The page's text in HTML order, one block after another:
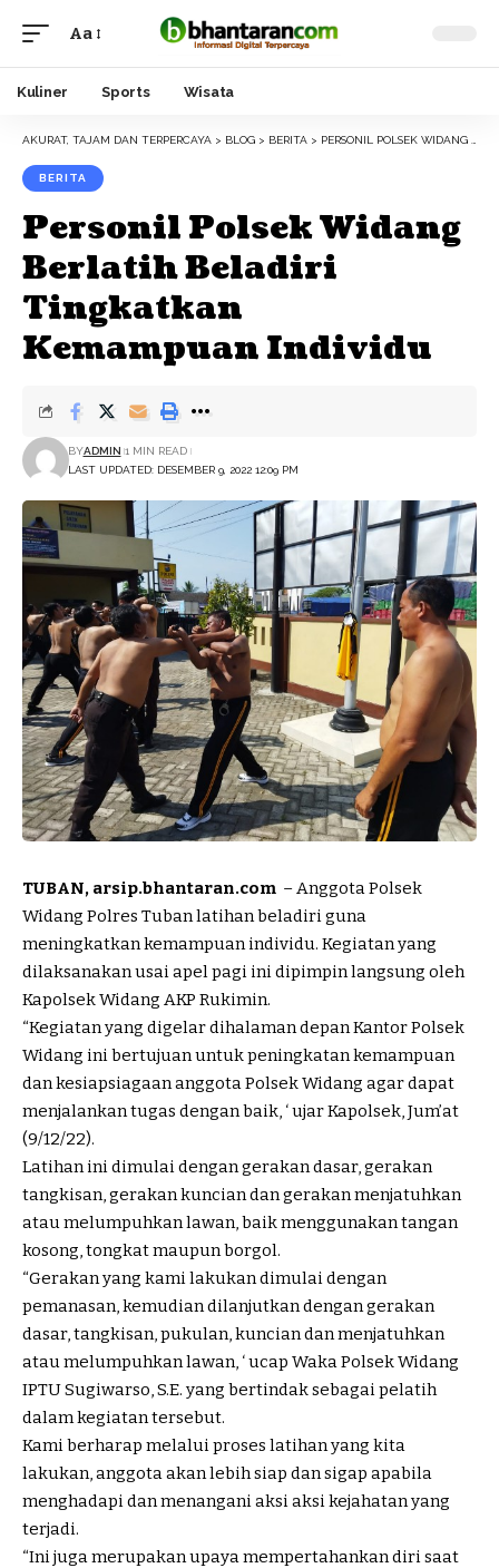
Font
Resizer
Aa
Kuliner Sports Wisata
AKURAT, TAJAM DAN TERPERCAYA > BLOG > BERITA > PERSONIL POLSEK WIDANG BERLATIH BELADIRI TINGKATKAN KEMAMPUAN INDIVIDU
BERITA
Personil Polsek Widang
Berlatih Beladiri
Tingkatkan
Kemampuan Individu
LAST UPDATED: DESEMBER 9, 2022 12:09 PM
BYADMIN 1 MIN READ
TUBAN, arsip.bhantaran.com – Anggota Polsek
Widang Polres Tuban latihan beladiri guna
meningkatkan kemampuan individu. Kegiatan yang
dilaksanakan usai apel pagi ini dipimpin langsung oleh
Kapolsek Widang AKP Rukimin.
“Kegiatan yang digelar dihalaman depan Kantor Polsek
Widang ini bertujuan untuk peningkatan kemampuan
dan kesiapsiagaan anggota Polsek Widang agar dapat
menjalankan tugas dengan baik, ‘ ujar Kapolsek, Jum’at
(9/12/22).
Latihan ini dimulai dengan gerakan dasar, gerakan
tangkisan, gerakan kuncian dan gerakan menjatuhkan
atau melumpuhkan lawan, baik menggunakan tangan
kosong, tongkat maupun borgol.
“Gerakan yang kami lakukan dimulai dengan
pemanasan, kemudian dilanjutkan dengan gerakan
dasar, tangkisan, pukulan, kuncian dan menjatuhkan
atau melumpuhkan lawan, ‘ ucap Waka Polsek Widang
IPTU Sugiwarso, S.E. yang bertindak sebagai pelatih
dalam kegiatan tersebut.
Kami berharap melalui proses latihan yang kita
lakukan, anggota akan lebih siap dan sigap apabila
menghadapi dan menangani aksi aksi kejahatan yang
terjadi.
“Ini juga merupakan upaya mempertahankan diri saat